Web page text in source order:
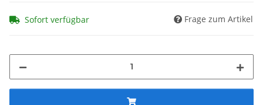
Sofort verfügbar Frage zum Artikel